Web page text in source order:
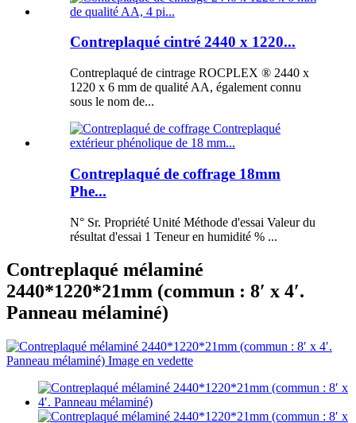
Contreplaqué cintré 2440 x 1220...
Contreplaqué de cintrage ROCPLEX ® 2440 x
1220 x 6 mm de qualité AA, également connu
sous le nom de...
Contreplaqué de coffrage 18mm
Phe...
N° Sr. Propriété Unité Méthode d'essai Valeur du
résultat d'essai 1 Teneur en humidité % ...
Contreplaqué mélaminé
2440*1220*21mm (commun : 8′ x 4′.
Panneau mélaminé)